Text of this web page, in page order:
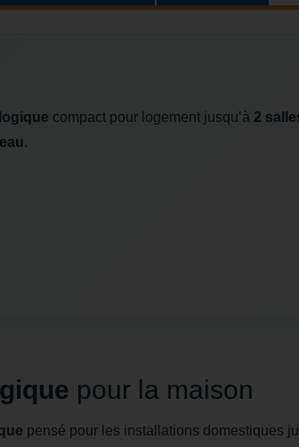
compact pour logement jusqu’à 2
.
pour la maison
pensé pour les installations domestiques